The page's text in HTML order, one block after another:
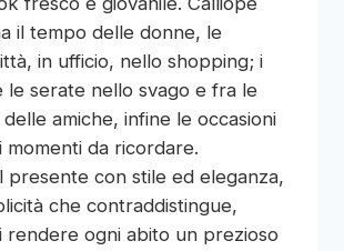
il tempo delle donne, le
in ufficio, nello shopping; i
le serate nello svago e fra le
amiche, infine le occasioni
momenti da ricordare.
presente con stile ed eleganza,
che contraddistingue,
rendere ogni abito un prezioso